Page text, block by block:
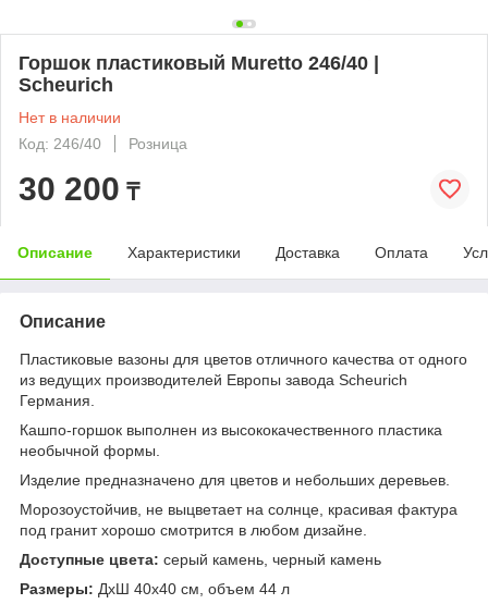
Горшок пластиковый Muretto 246/40 |
Scheurich
Нет в наличии
Код: 246/40
Розница
30 200 ₸
Описание Характеристики Доставка Оплата
Описание
Пластиковые вазоны для цветов отличного качества от одного
из ведущих производителей Европы завода Scheurich
Германия.
Кашпо-горшок выполнен из высококачественного пластика
необычной формы.
Изделие предназначено для цветов и небольших деревьев.
Морозоустойчив, не выцветает на солнце, красивая фактура
под гранит хорошо смотрится в любом дизайне.
Доступные цвета: серый камень, черный камень
Размеры: ДхШ 40х40 см, объем 44 л